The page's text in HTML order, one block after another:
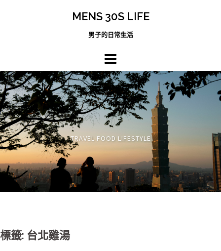
MENS 30S LIFE
男子的日常生活
TRAVEL FOOD LIFESTYLE
標籤: 台北雞湯